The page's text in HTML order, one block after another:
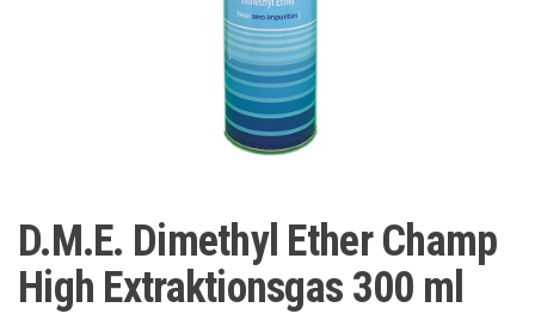
D.M.E. Dimethyl Ether Champ
High Extraktionsgas 300 ml